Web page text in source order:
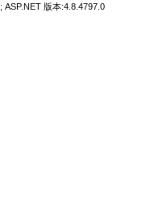
版本:4.8.4797.0